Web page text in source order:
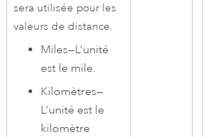
sera utilisée pour les
valeurs de distance.
Miles—L’unité
est le mile.
Kilomètres—
L’unité est le
kilomètre